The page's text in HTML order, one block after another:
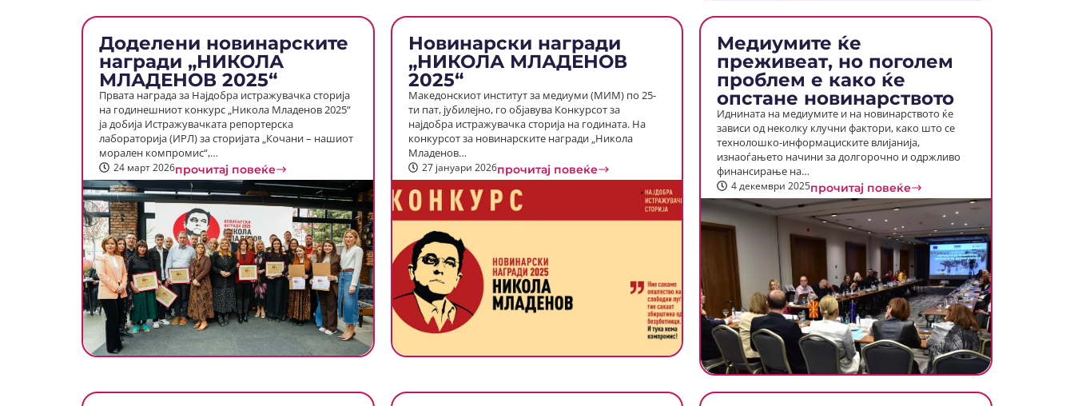
Доделени новинарските
награди „НИКОЛА
МЛАДЕНОВ 2025“
Првата награда за Најдобра истражувачка сторија
на годинешниот конкурс „Никола Младенов 2025“
ja добија Истражувачката репортерска
лабораторија (ИРЛ) за сторијата „Кочани – нашиот
морален компромис“,…
24 март 2026прочитај повеќе
Новинарски награди
„НИКОЛА МЛАДЕНОВ
2025“
Македонскиот институт за медиуми (MИM) по 25-
ти пат, јубилејно, го објавува Конкурсот за
најдобра истражувачка сторија на годината. На
конкурсот за новинарските награди „Никола
Младенов…
27 јануари 2026прочитај повеќе
Медиумите ќе
преживеат, но поголем
проблем е како ќе
опстане новинарството
Иднината на медиумите и на новинарството ќе
зависи од неколку клучни фактори, како што се
технолошко-информациските влијанија,
изнаоѓањето начини за долгорочно и одржливо
финансирање на…
4 декември 2025прочитај повеќе